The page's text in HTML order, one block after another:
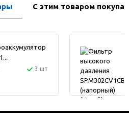
С этим товаром
3 шт